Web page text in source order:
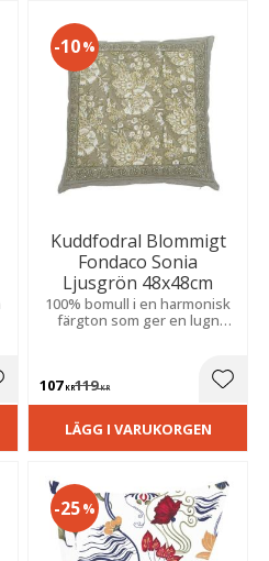
till i favoriter
Kuddfodral Blommigt
Fondaco Sonia
Ljusgrön 48x48cm
100% bomull i en harmonisk
färgton som ger en lugn
designens eleganta detaljer.
107 KR119KR
10%
LÄGG I VARUKORGEN
25%